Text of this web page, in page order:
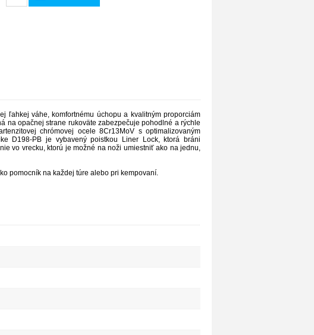
ľahkej váhe, komfortnému úchopu a kvalitným proporciám
na opačnej strane rukoväte zabezpečuje pohodlné a rýchle
chrómovej ocele 8Cr13MoV s optimalizovaným
D198-PB je vybavený poistkou Liner Lock, ktorá bráni
vo vrecku, ktorú je možné na noži umiestniť ako na jednu,
pomocník na každej túre alebo pri kempovaní.